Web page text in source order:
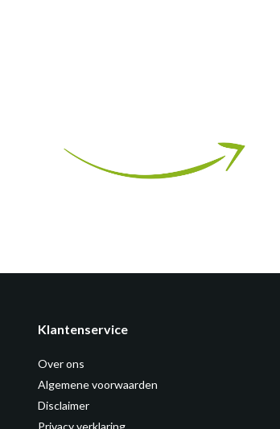
Klantenservice
Over ons
Algemene voorwaarden
Disclaimer
Privacy verklaring